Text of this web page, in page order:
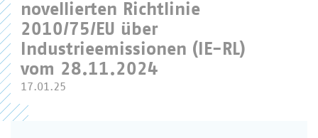
novellierten Richtlinie
2010/75/EU über
Industrieemissionen (IE-RL)
vom 28.11.2024
17.01.25